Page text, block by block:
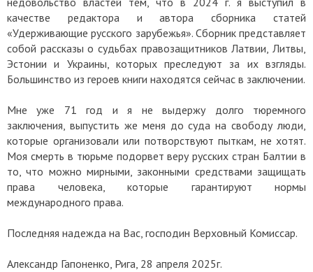
качестве редактора и автора сборника статей
«Удерживающие русского зарубежья». Сборник представляет
собой рассказы о судьбах правозащитников Латвии, Литвы,
Эстонии и Украины, которых преследуют за их взгляды.
Большинство из героев книги находятся сейчас в заключении.
Мне уже 71 год и я не выдержу долго тюремного
заключения, выпустить же меня до суда на свободу люди,
которые организовали или потворствуют пыткам, не хотят.
Моя смерть в тюрьме подорвет веру русских стран Балтии в
то, что можно мирными, законными средствами защищать
права человека, которые гарантируют нормы
международного права.
Последняя надежда на Вас, господин Верховный Комиссар.
Александр Гапоненко, Рига, 28 апреля 2025г.